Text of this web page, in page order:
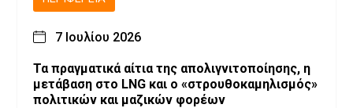
7 Ιουλίου 2026
Τα πραγματικά αίτια της απολιγνιτοποίησης, η
μετάβαση στο LNG και ο «στρουθοκαμηλισμός»
πολιτικών και μαζικών φορέων